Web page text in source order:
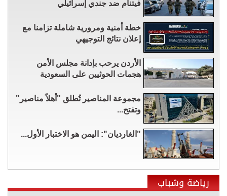
فيتنام ضد جندي إسرائيلي
خطة أمنية ومرورية شاملة تزامنا مع
إعلان نتائج التوجيهي
الأردن يرحب بإدانة مجلس الأمن
هجمات الحوثيين على السعودية
مجموعة المناصير تُطلق "أهلاً مناصير"
وتفتح...
"الغارديان": اليمن هو الاختبار الأول...
رياضة وشباب